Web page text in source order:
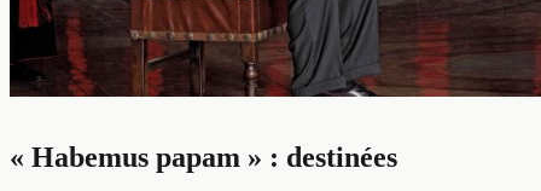
« Habemus papam » : destinées